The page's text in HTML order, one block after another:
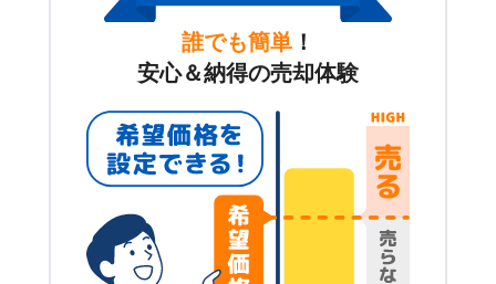
誰でも簡単 ！
安心＆納得の売却体験